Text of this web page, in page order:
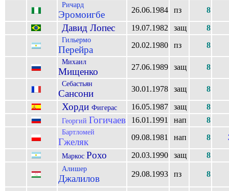
Ричард
Эромоигбе 26.06.1984 пз 8
Давид Лопес 19.07.1982 защ 8
Гильермо
Перейра 20.02.1980 пз 8
Михаил
Мищенко 27.06.1989 защ 8
Себастьян
Сансони 30.01.1978 защ 8
Хорди Фигерас 16.05.1987 защ 8
Георгий Гогичаев 16.01.1991 нап 8
Бартломей
Гжеляк 09.08.1981 нап 8
Маркос Рохо 20.03.1990 защ 8
Алишер
Джалилов 29.08.1993 пз 8